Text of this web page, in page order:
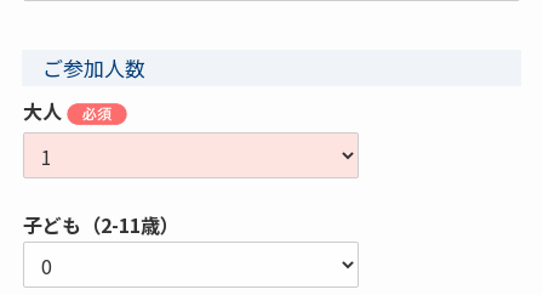
ご参加人数
大人
子ども（2-11歳）